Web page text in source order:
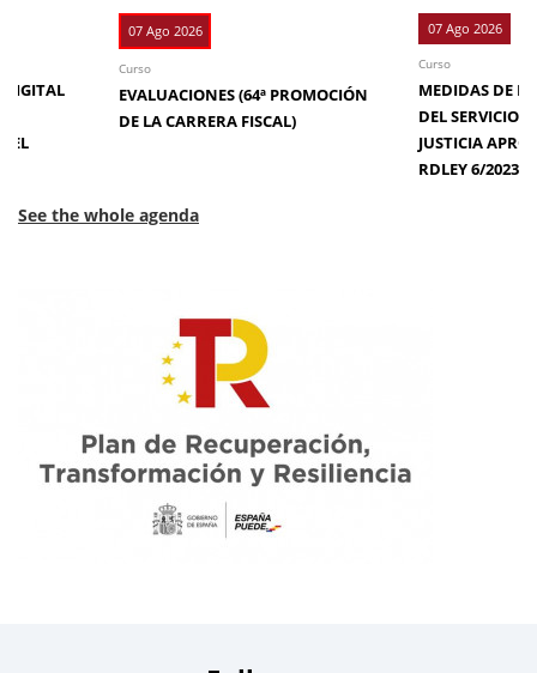
DIGITAL
EL
07 Ago 2026
Curso
EVALUACIONES (64ª PROMOCIÓN
DE LA CARRERA FISCAL)
07 Ago 2026
Curso
MEDIDAS DE
DEL SERVICIO
JUSTICIA
RDLEY 6/2023
See the whole agenda